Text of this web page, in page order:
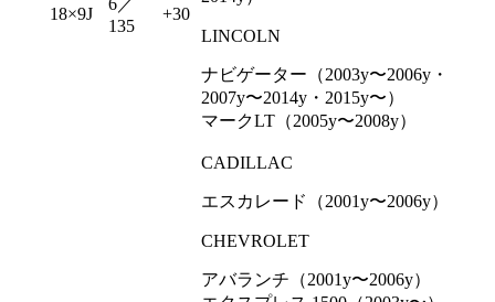
18×9J
6／
135
+30
LINCOLN
ナビゲーター（2003y〜2006y・
2007y〜2014y・2015y〜）
マークLT（2005y〜2008y）
CADILLAC
エスカレード（2001y〜2006y）
CHEVROLET
アバランチ（2001y〜2006y）